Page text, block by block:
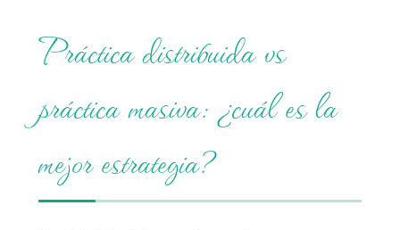
Práctica distribuida vs
práctica masiva: ¿cuál es la
mejor estrategia?